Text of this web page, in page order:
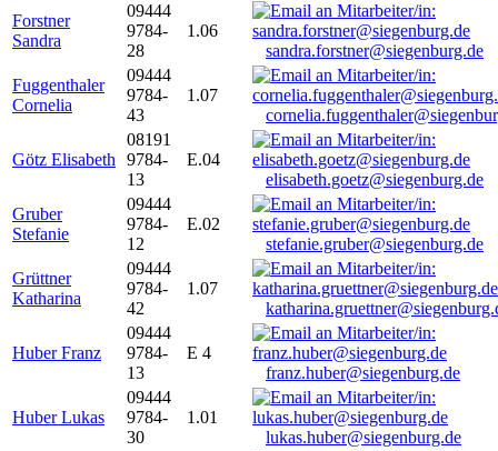
Forstner
Sandra
09444
9784-
28
1.06
sandra.forstner@siegenburg.de
Fuggenthaler
Cornelia
09444
9784-
43
1.07
Götz Elisabeth
08191
9784-
13
E.04
elisabeth.goetz@siegenburg.de
Gruber
Stefanie
09444
9784-
12
E.02
stefanie.gruber@siegenburg.de
Grüttner
Katharina
09444
9784-
42
1.07
Huber Franz
09444
9784-
13
E 4
franz.huber@siegenburg.de
Huber Lukas
09444
9784-
30
1.01
lukas.huber@siegenburg.de